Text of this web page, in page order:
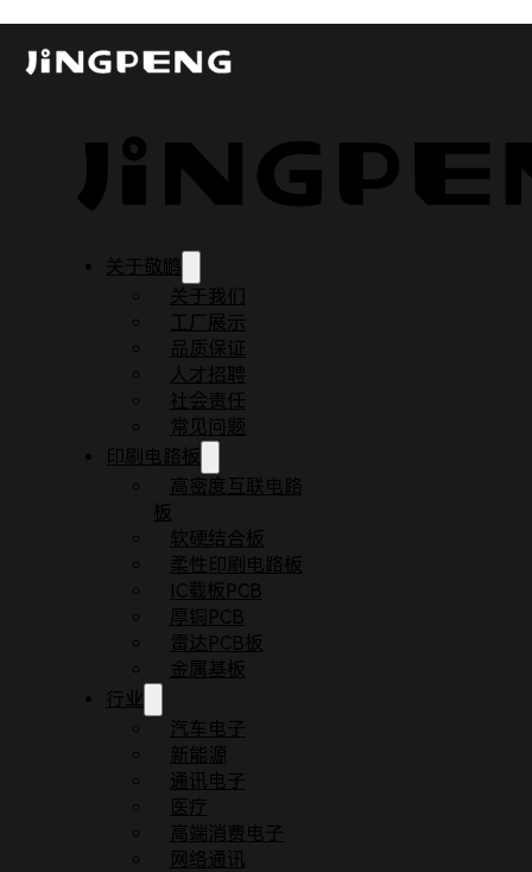
关于敬鹏
关于我们
工厂展示
品质保证
人才招聘
社会责任
常见问题
印刷电路板
高密度互联电路
板
软硬结合板
柔性印刷电路板
IC载板PCB
厚铜PCB
雷达PCB板
金属基板
行业
汽车电子
新能源
通讯电子
医疗
高端消费电子
网络通讯
阅读时间：3 分钟
常见问题
在PCB生产过程中，通常会进行AOI（Automated